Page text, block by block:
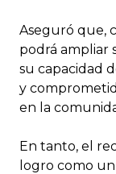
Aseguró que,
podrá ampliar
su capacidad
y
en la
En tanto, el
logro como